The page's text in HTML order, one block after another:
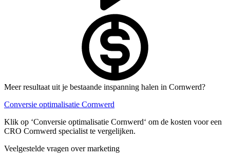
Meer resultaat uit je bestaande inspanning halen in Cornwerd?
Conversie optimalisatie Cornwerd
Klik op ‘Conversie optimalisatie Cornwerd‘ om de kosten voor een
CRO Cornwerd specialist te vergelijken.
Veelgestelde vragen over marketing